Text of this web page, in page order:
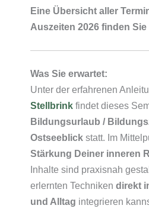
Eine Übersicht aller
Auszeiten 2026 finden Sie
Was Sie erwartet:
Unter der erfahrenen
Stellbrink findet dieses
Bildungsurlaub /
Ostseeblick statt. Im
Stärkung Deiner inneren
Inhalte sind praxisnah
erlernten Techniken direkt
und Alltag integrieren